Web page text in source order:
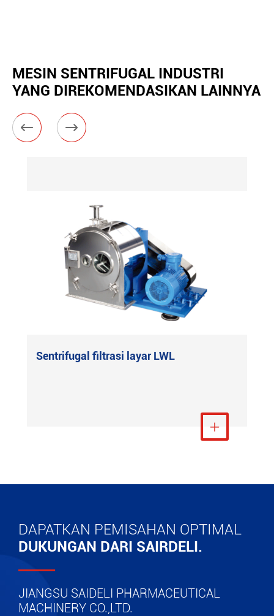
MESIN SENTRIFUGAL INDUSTRI
YANG DIREKOMENDASIKAN LAINNYA
 
Sentrifugal filtrasi layar LWL
Lihat Lebih Banyak

DAPATKAN PEMISAHAN OPTIMAL
DUKUNGAN DARI SAIRDELI.
JIANGSU SAIDELI PHARMACEUTICAL
MACHINERY CO.,LTD.